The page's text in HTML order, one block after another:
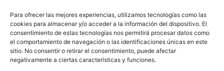
Para ofrecer las mejores experiencias, utilizamos tecnologías como las
cookies para almacenar y/o acceder a la información del dispositivo. El
consentimiento de estas tecnologías nos permitirá procesar datos como
el comportamiento de navegación o las identificaciones únicas en este
sitio. No consentir o retirar el consentimiento, puede afectar
negativamente a ciertas características y funciones.
Política de privacidad
Aviso legal
Política de cookies​